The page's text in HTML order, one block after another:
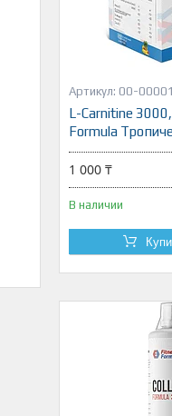
00-
L-Carnitine
Formula
1 000 ₸
В наличии